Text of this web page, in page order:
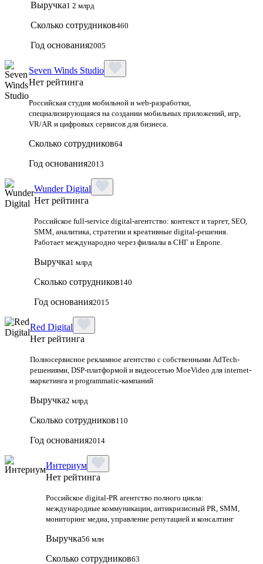
Выручка1 2 млрд
Сколько сотрудников460
Год основания2005
Seven Winds Studio
Нет рейтинга
Российская студия мобильной и web-разработки,
специализирующаяся на создании мобильных приложений, игр,
VR/AR и цифровых сервисов для бизнеса.
Сколько сотрудников64
Год основания2013
Wunder Digital
Нет рейтинга
Российское full-service digital-агентство: контекст и таргет, SEO,
SMM, аналитика, стратегии и креативные digital-решения.
Работает международно через филиалы в СНГ и Европе.
Выручка1 млрд
Сколько сотрудников140
Год основания2015
Red Digital
Нет рейтинга
Полносервисное рекламное агентство с собственными AdTech-
решениями, DSP-платформой и видеосетью MoeVideo для internet-
маркетинга и programmatic-кампаний
Выручка2 млрд
Сколько сотрудников110
Год основания2014
Интериум
Нет рейтинга
Российское digital-PR агентство полного цикла:
международные коммуникации, антикризисный PR, SMM,
мониторинг медиа, управление репутацией и консалтинг
Выручка56 млн
Сколько сотрудников63